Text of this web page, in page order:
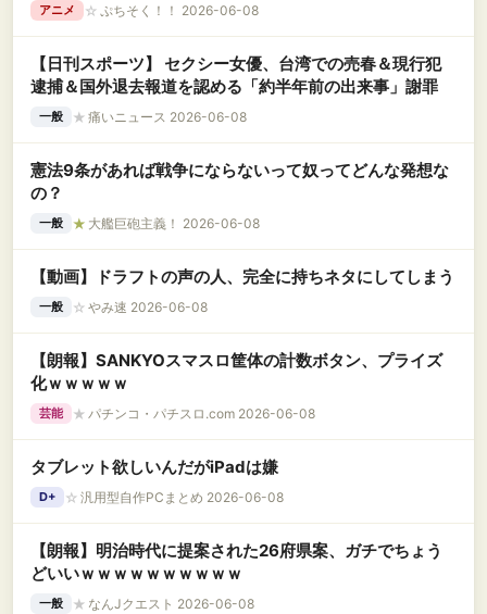
アニメ ☆ ぷちそく！！ 2026-06-08
【日刊スポーツ】 セクシー女優、台湾での売春＆現行犯
逮捕＆国外退去報道を認める「約半年前の出来事」謝罪
一般 ★ 痛いニュース 2026-06-08
憲法9条があれば戦争にならないって奴ってどんな発想な
の？
一般 ★ 大艦巨砲主義！ 2026-06-08
【動画】ドラフトの声の人、完全に持ちネタにしてしまう
一般 ☆ やみ速 2026-06-08
【朗報】SANKYOスマスロ筐体の計数ボタン、プライズ
化ｗｗｗｗｗ
芸能 ★ パチンコ・パチスロ.com 2026-06-08
タブレット欲しいんだがiPadは嫌
D+ ☆ 汎用型自作PCまとめ 2026-06-08
【朗報】明治時代に提案された26府県案、ガチでちょう
どいいｗｗｗｗｗｗｗｗｗｗ
一般 ★ なんJクエスト 2026-06-08